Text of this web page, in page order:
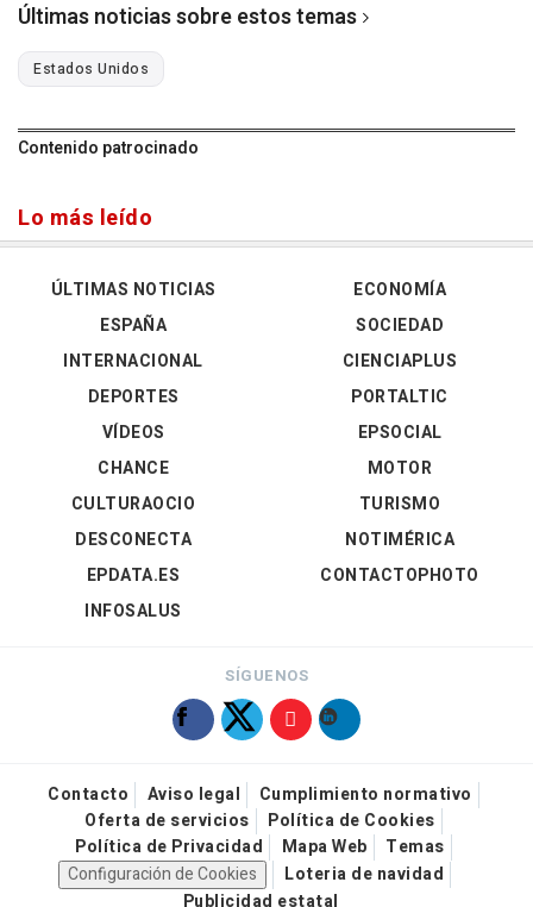
Últimas noticias sobre estos temas
Estados Unidos
Contenido patrocinado
Lo más leído
ÚLTIMAS NOTICIAS
ESPAÑA
INTERNACIONAL
DEPORTES
VÍDEOS
ECONOMÍA
SOCIEDAD
CIENCIAPLUS
PORTALTIC
EPSOCIAL
CHANCE
CULTURAOCIO
DESCONECTA
EPDATA.ES
INFOSALUS
MOTOR
TURISMO
NOTIMÉRICA
CONTACTOPHOTO
SÍGUENOS
Contacto Aviso legal
Cumplimiento normativo
Oferta de servicios
Política de Cookies
Política de Privacidad
Mapa Web
Temas
Configuración de Cookies
Loteria de navidad